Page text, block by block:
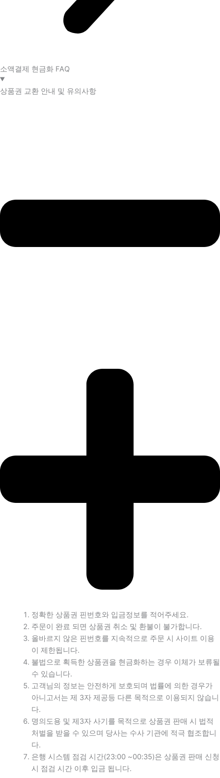
소액결제 현금화 FAQ​
상품권 교환 안내 및 유의사항
정확한 상품권 핀번호와 입금정보를 적어주세요.
주문이 완료 되면 상품권 취소 및 환불이 불가합니다.
올바르지 않은 핀번호를 지속적으로 주문 시 사이트 이용
이 제한됩니다.
불법으로 획득한 상품권을 현금화하는 경우 이체가 보류될
수 있습니다.
고객님의 정보는 안전하게 보호되며 법률에 의한 경우가
아니고서는 제 3자 제공등 다른 목적으로 이용되지 않습니
다.
명의도용 및 제3자 사기를 목적으로 상품권 판매 시 법적
처벌을 받을 수 있으며 당사는 수사 기관에 적극 협조합니
다.
은행 시스템 점검 시간(23:00 ~00:35)은 상품권 판매 신청
시 점검 시간 이후 입금 됩니다.